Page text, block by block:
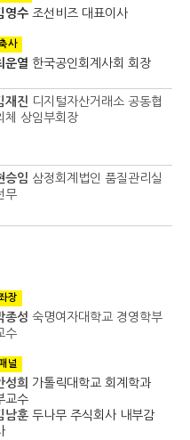
영수 조선비즈 대표이사
사
운열 한국공인회계사회 회장
재진 디지털자산거래소 공동협
체 상임부회장
승임 삼정회계법인 품질관리실
무
장
종성 숙명여자대학교 경영학부
수
널
성희 가톨릭대학교 회계학과
교수
남훈 두나무 주식회사 내부감